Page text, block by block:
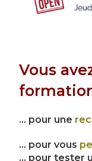
Vous
… pour une
… pour vous
… pour tester